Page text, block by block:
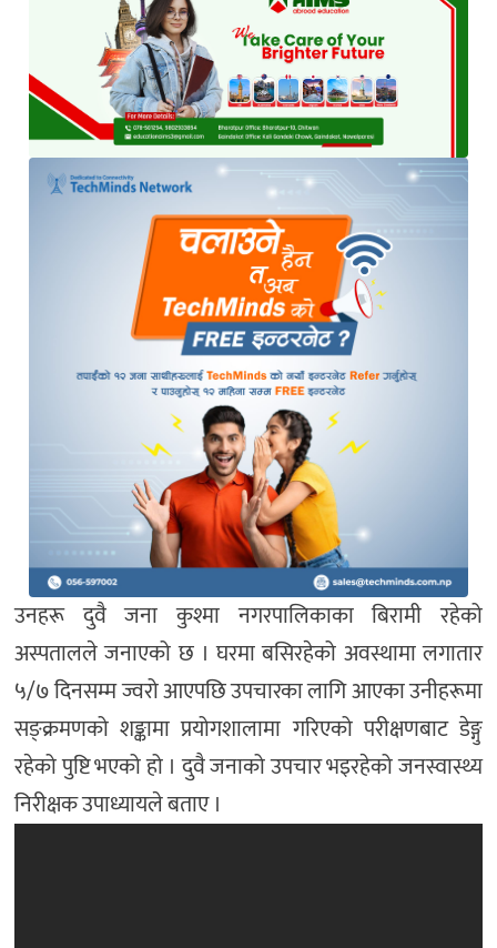
उनहरू दुवै जना कुश्मा नगरपालिकाका बिरामी रहेको
अस्पतालले जनाएको छ । घरमा बसिरहेको अवस्थामा लगातार
५/७ दिनसम्म ज्वरो आएपछि उपचारका लागि आएका उनीहरूमा
सङ्क्रमणको शङ्कामा प्रयोगशालामा गरिएको परीक्षणबाट डेङ्गु
रहेको पुष्टि भएको हो । दुवै जनाको उपचार भइरहेको जनस्वास्थ्य
निरीक्षक उपाध्यायले बताए ।